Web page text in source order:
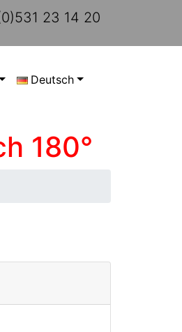
23 14 20
Deutsch
180°